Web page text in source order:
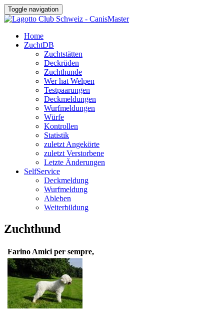
Toggle navigation
Home
ZuchtDB
Zuchtstätten
Deckrüden
Zuchthunde
Wer hat Welpen
Testpaarungen
Deckmeldungen
Wurfmeldungen
Würfe
Kontrollen
Statistik
zuletzt Angekörte
zuletzt Verstorbene
Letzte Änderungen
SelfService
Deckmeldung
Wurfmeldung
Ableben
Weiterbildung
Zuchthund
Farino Amici per sempre,